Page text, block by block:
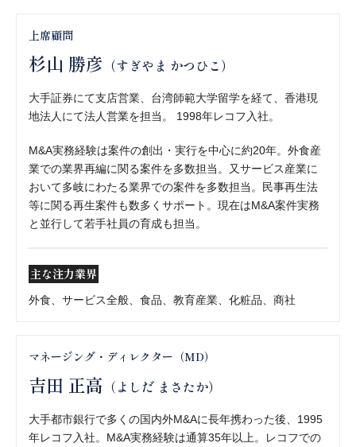
上席顧問
杉山 勝彦 （すぎやま かつひこ）
大手証券にて支店営業、台湾師範大学留学を経て、香港現
地法人にて法人営業を担当。 1998年レコフ入社。
M&A実務経験は案件の創出・実行を中心に約20年。外食産
業での業界再編に関る案件を多数担当。又サービス産業に
おいて多岐にわたる業界での案件を多数担当。民事再生法
等に関る再生案件も数多くサポート。現在はM&A案件実務
と並行して若手社員の育成も担当。
主な注力業界
外食、サービス全般、食品、教育産業、化粧品、商社
マネージング・ディレクター（MD）
吉田 正高 （よしだ まさたか）
大手都市銀行で多くの国内外M&Aに長年携わった後、1995
年レコフ入社。M&A実務経験は通算35年以上。レコフでの